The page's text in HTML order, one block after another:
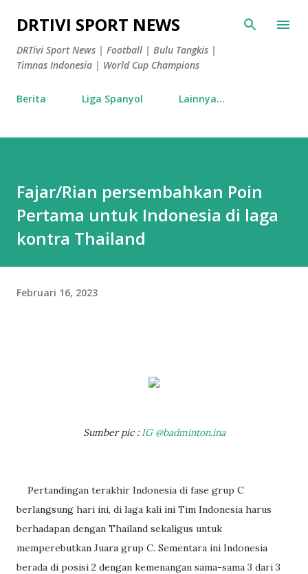
Langsung ke konten utama
DRTIVI SPORT NEWS
DRTivi Sport News | Football | Bulu Tangkis |
Timnas Indonesia | World Cup Champions
Berita Liga Spanyol Lainnya…
Fajar/Rian persembahkan Poin
Pertama untuk Indonesia di laga
kontra Thailand
Februari 16, 2023
Sumber pic : IG @badminton.ina
Pertandingan terakhir Indonesia di fase grup C
berlangsung hari ini, di laga kali ini Tim Indonesia harus
berhadapan dengan Thailand sekaligus untuk
memperebutkan Juara grup C. Sementara ini Indonesia
berada di posisi 2 dengan kemenangan sama-sama 3 dari 3